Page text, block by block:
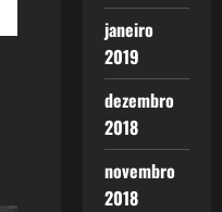
janeiro
2019
dezembro
2018
novembro
2018